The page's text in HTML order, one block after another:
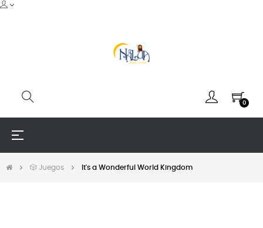
0
Navegación
☰
🎲 Juegos It's a Wonderful World Kingdom